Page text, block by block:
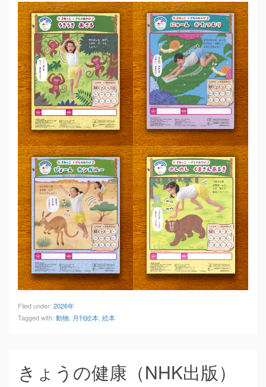
Filed under: 2026年
Tagged with: 動物 月刊絵本 絵本
きょうの健康（NHK出版）